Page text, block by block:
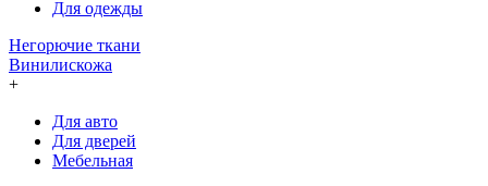
Для одежды
Негорючие ткани
Винилискожа
+
Для авто
Для дверей
Мебельная